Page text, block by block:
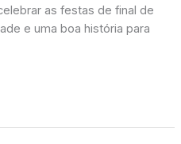
as festas de final de
e uma boa história para